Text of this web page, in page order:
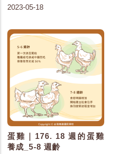
2023-05-18
蛋雞｜176. 18 週的蛋雞
養成_5-8 週齡